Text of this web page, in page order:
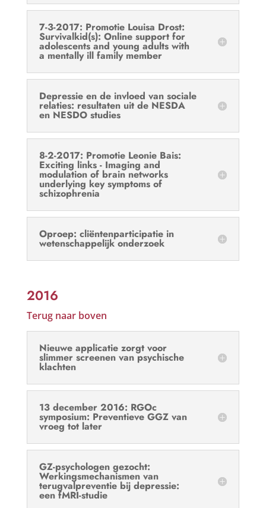
7-3-2017: Promotie Louisa Drost:
Survivalkid(s): Online support for
adolescents and young adults with
a mentally ill family member
Depressie en de invloed van sociale
relaties: resultaten uit de NESDA
en NESDO studies
8-2-2017: Promotie Leonie Bais:
Exciting links - Imaging and
modulation of brain networks
underlying key symptoms of
schizophrenia
Oproep: cliëntenparticipatie in
wetenschappelijk onderzoek
2016
Terug naar boven
Nieuwe applicatie zorgt voor
slimmer screenen van psychische
klachten
13 december 2016: RGOc
symposium: Preventieve GGZ van
vroeg tot later
GZ-psychologen gezocht:
Werkingsmechanismen van
terugvalpreventie bij depressie:
een fMRI-studie